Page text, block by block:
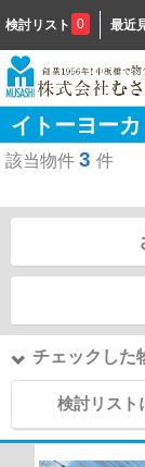
検討リスト 0 最近
イトーヨー
該当物件 3 件
チェックした
検討リスト